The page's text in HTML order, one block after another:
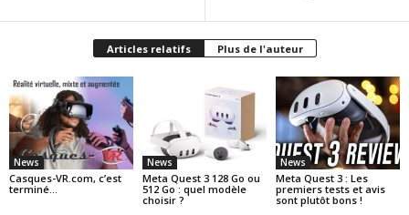
Articles relatifs Plus de l'auteur
News
Casques-VR.com, c’est
terminé…
News
Meta Quest 3 128 Go ou
512 Go : quel modèle
choisir ?
News
Meta Quest 3 : Les
premiers tests et avis
sont plutôt bons !